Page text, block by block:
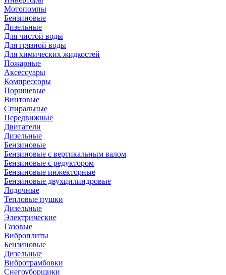
Мотопомпы
Бензиновые
Дизельные
Для чистой воды
Для грязной воды
Для химических жидкостей
Пожарные
Аксессуары
Компрессоры
Поршневые
Винтовые
Спиральные
Передвижные
Двигатели
Дизельные
Бензиновые
Бензиновые с вертикальным валом
Бензиновые с редуктором
Бензиновые инжекторные
Бензиновые двухцилиндровые
Лодочные
Тепловые пушки
Дизельные
Электрические
Газовые
Виброплиты
Бензиновые
Дизельные
Вибротрамбовки
Снегоуборщики